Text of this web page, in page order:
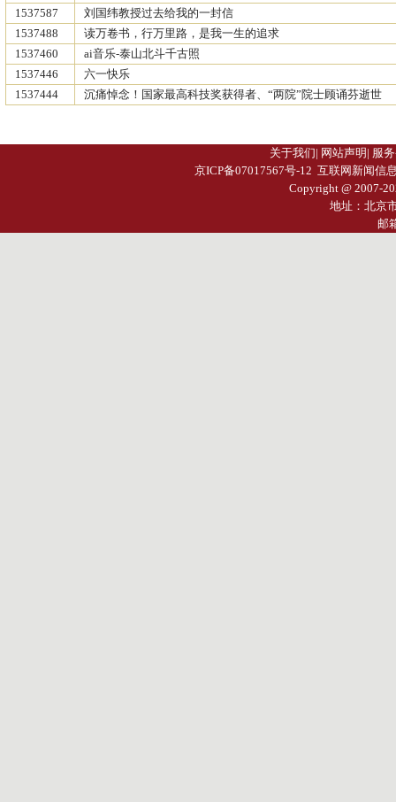
1537587
刘国纬教授过去给我的一封信
1537488
读万卷书，行万里路，是我一生的追求
1537460
ai音乐-泰山北斗千古照
1537446
六一快乐
1537444
沉痛悼念！国家最高科技奖获得者、“两院”院士顾诵芬逝世
关于我们| 网站声明 | 服
京ICP备07017567号-12 互联网新闻信
Copyright @ 2007-
地址：北京
邮